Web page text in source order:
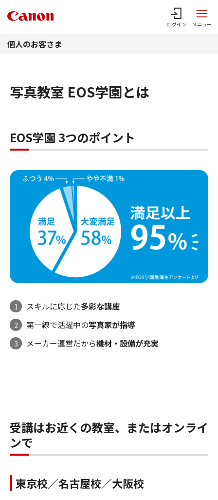
ログイン メニュー
個人のお客さま
写真教室 EOS学園とは
EOS学園 3つのポイント
1 スキルに応じた多彩な講座
2 第一線で活躍中の写真家が指導
3 メーカー運営だから機材・設備が充実
受講はお近くの教室、またはオンライ
ンで
東京校／名古屋校／大阪校